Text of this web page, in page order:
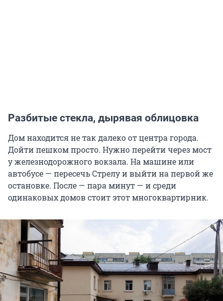
Разбитые стекла, дырявая облицовка
Дом находится не так далеко от центра города.
Дойти пешком просто. Нужно перейти через мост
у железнодорожного вокзала. На машине или
автобусе — пересечь Стрелу и выйти на первой же
остановке. После — пара минут — и среди
одинаковых домов стоит этот многоквартирник.